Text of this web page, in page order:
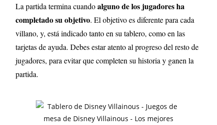
La partida termina cuandoalguno de los jugadores ha
completado su objetivo. El objetivo es diferente para cada
villano, y, está indicado tanto en su tablero, como en las
tarjetas de ayuda. Debes estar atento al progreso del resto de
jugadores, para evitar que completen su historia y ganen la
partida.